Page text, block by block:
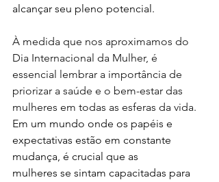
alcançar seu pleno potencial.
À medida que nos aproximamos do
Dia Internacional da Mulher, é
essencial lembrar a importância de
priorizar a saúde e o bem-estar das
mulheres em todas as esferas da vida.
Em um mundo onde os papéis e
expectativas estão em constante
mudança, é crucial que as
mulheres se sintam capacitadas para